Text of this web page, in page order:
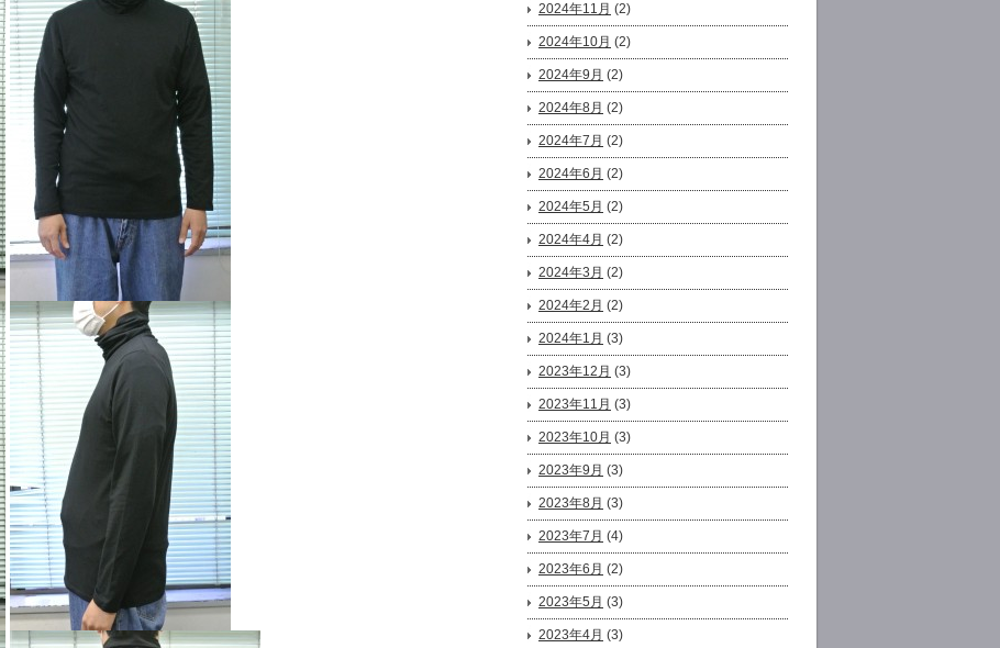
2024年11月 (2)
2024年10月 (2)
2024年9月 (2)
2024年8月 (2)
2024年7月 (2)
2024年6月 (2)
2024年5月 (2)
2024年4月 (2)
2024年3月 (2)
2024年2月 (2)
2024年1月 (3)
2023年12月 (3)
2023年11月 (3)
2023年10月 (3)
2023年9月 (3)
2023年8月 (3)
2023年7月 (4)
2023年6月 (2)
2023年5月 (3)
2023年4月 (3)